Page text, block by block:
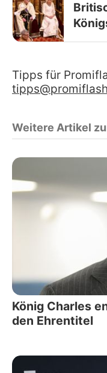
Tipps für
Weitere Artikel
König Charles
den Ehrentitel